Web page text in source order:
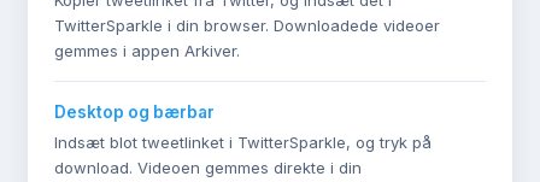
TwitterSparkle i din browser. Downloadede videoer
gemmes i appen Arkiver.
Desktop og bærbar
Indsæt blot tweetlinket i TwitterSparkle, og tryk på
download. Videoen gemmes direkte i din